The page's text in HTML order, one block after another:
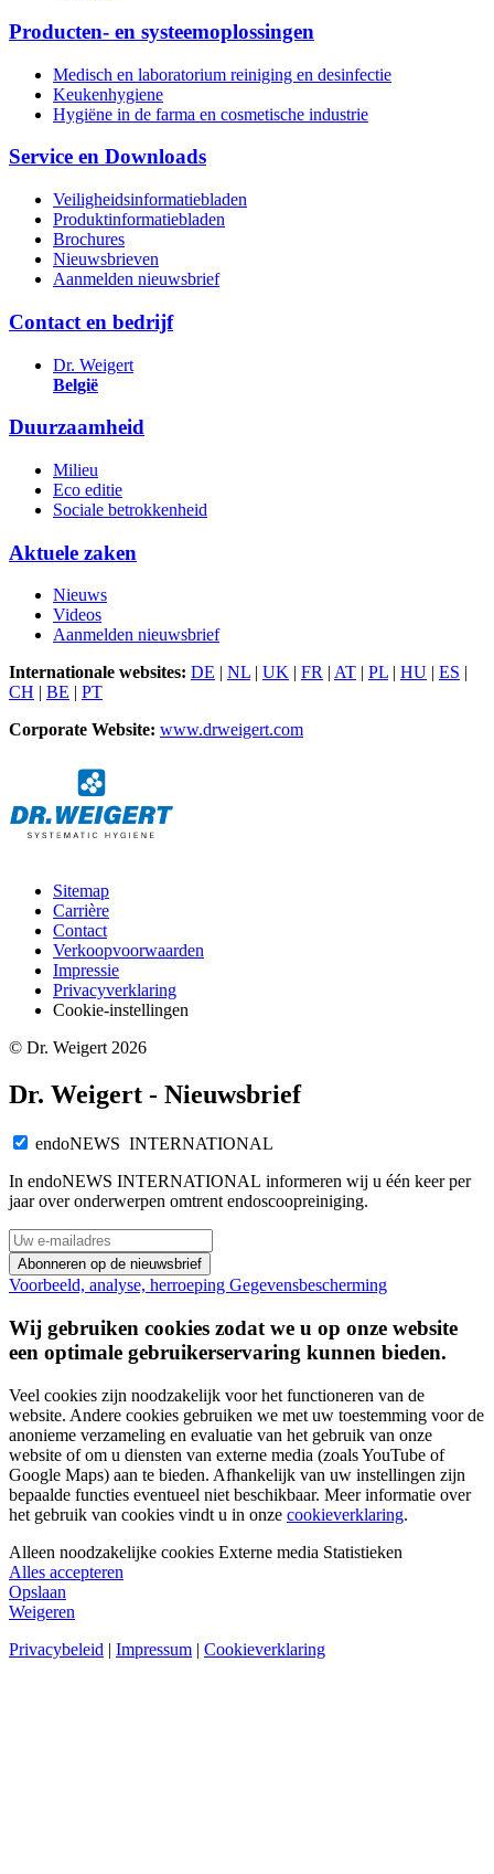
Producten- en systeemoplossingen
Medisch en laboratorium reiniging en desinfectie
Keukenhygiene
Hygiëne in de farma en cosmetische industrie
Service en Downloads
Veiligheidsinformatiebladen
Produktinformatiebladen
Brochures
Nieuwsbrieven
Aanmelden nieuwsbrief
Contact en bedrijf
Dr. Weigert
België
Duurzaamheid
Milieu
Eco editie
Sociale betrokkenheid
Aktuele zaken
Nieuws
Videos
Aanmelden nieuwsbrief
Internationale websites: DE | NL | UK | FR | AT | PL | HU | ES |
CH | BE | PT
Corporate Website: www.drweigert.com
Sitemap
Carrière
Contact
Verkoopvoorwaarden
Impressie
Privacyverklaring
Cookie-instellingen
© Dr. Weigert 2026
Dr. Weigert - Nieuwsbrief
endoNEWS INTERNATIONAL
In endoNEWS INTERNATIONAL informeren wij u één keer per
jaar over onderwerpen omtrent endoscoopreiniging.
Abonneren op de nieuwsbrief
Voorbeeld, analyse, herroeping Gegevensbescherming
Wij gebruiken cookies zodat we u op onze website
een optimale gebruikerservaring kunnen bieden.
Veel cookies zijn noodzakelijk voor het functioneren van de
website. Andere cookies gebruiken we met uw toestemming voor de
anonieme verzameling en evaluatie van het gebruik van onze
website of om u diensten van externe media (zoals YouTube of
Google Maps) aan te bieden. Afhankelijk van uw instellingen zijn
bepaalde functies eventueel niet beschikbaar. Meer informatie over
het gebruik van cookies vindt u in onze cookieverklaring.
Alleen noodzakelijke cookies Externe media Statistieken
Alles accepteren
Opslaan
Weigeren
Privacybeleid | Impressum | Cookieverklaring